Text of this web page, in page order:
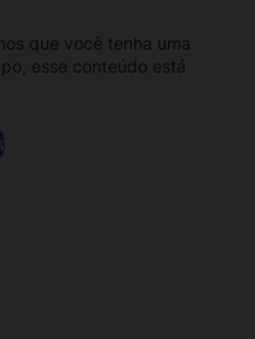
que você tenha uma
esse conteúdo está